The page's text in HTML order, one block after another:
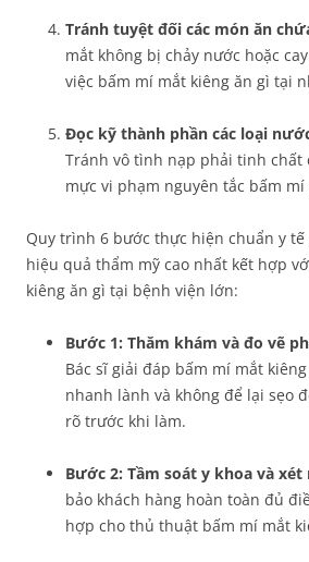
Tránh tuyệt đối các món ăn
mắt không bị chảy nước hoặc
việc bấm mí mắt kiêng ăn gì tại
Đọc kỹ thành phần các loại
Tránh vô tình nạp phải tinh chất
mực vi phạm nguyên tắc bấm
Quy trình 6 bước thực hiện chuẩn y
hiệu quả thẩm mỹ cao nhất kết hợp
kiêng ăn gì tại bệnh viện lớn:
Bước 1: Thăm khám và đo vẽ
Bác sĩ giải đáp bấm mí mắt
nhanh lành và không để lại sẹo
rõ trước khi làm.
Bước 2: Tầm soát y khoa và xét
bảo khách hàng hoàn toàn đủ
hợp cho thủ thuật bấm mí mắt